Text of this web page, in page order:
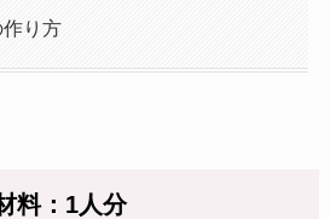
り方
料：1人分